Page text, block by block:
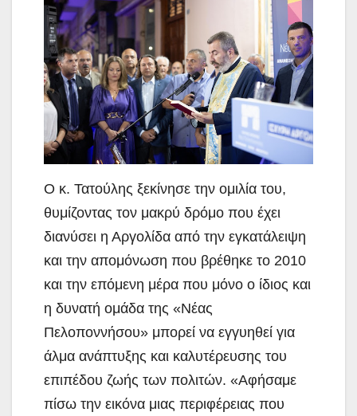
Ο κ. Τατούλης ξεκίνησε την ομιλία του,
θυμίζοντας τον μακρύ δρόμο που έχει
διανύσει η Αργολίδα από την εγκατάλειψη
και την απομόνωση που βρέθηκε το 2010
και την επόμενη μέρα που μόνο ο ίδιος και
η δυνατή ομάδα της «Νέας
Πελοποννήσου» μπορεί να εγγυηθεί για
άλμα ανάπτυξης και καλυτέρευσης του
επιπέδου ζωής των πολιτών. «Αφήσαμε
πίσω την εικόνα μιας περιφέρειας που